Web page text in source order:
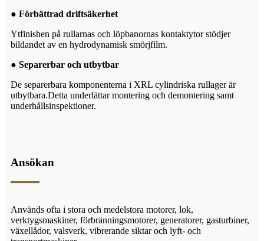
● Förbättrad driftsäkerhet
Ytfinishen på rullarnas och löpbanornas kontaktytor stödjer
bildandet av en hydrodynamisk smörjfilm.
● Separerbar och utbytbar
De separerbara komponenterna i XRL cylindriska rullager är
utbytbara.Detta underlättar montering och demontering samt
underhållsinspektioner.
Ansökan
Används ofta i stora och medelstora motorer, lok,
verktygsmaskiner, förbränningsmotorer, generatorer, gasturbiner,
växellådor, valsverk, vibrerande siktar och lyft- och